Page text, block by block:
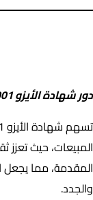
دور شهادة الأيزو 9001 في زيادة المبيعات وفتح أسواق جديدة
المبيعات، حيث
المقدمة، مما يجعل
والجدد.